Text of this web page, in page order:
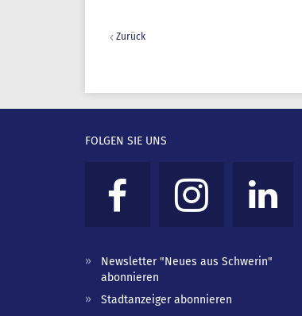
Zurück
FOLGEN SIE UNS
Newsletter "Neues aus Schwerin"
abonnieren
Stadtanzeiger abonnieren